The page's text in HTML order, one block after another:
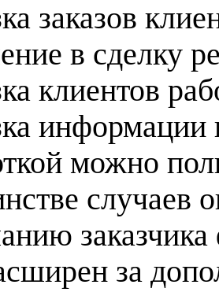
заказов
в сделку
клиентов
информации
можно
случаев
за